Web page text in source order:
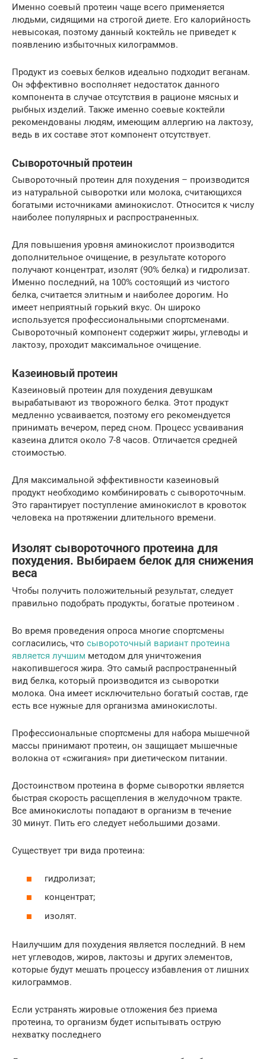
Именно соевый протеин чаще всего применяется
людьми, сидящими на строгой диете. Его калорийность
невысокая, поэтому данный коктейль не приведет к
появлению избыточных килограммов.
Продукт из соевых белков идеально подходит веганам.
Он эффективно восполняет недостаток данного
компонента в случае отсутствия в рационе мясных и
рыбных изделий. Также именно соевые коктейли
рекомендованы людям, имеющим аллергию на лактозу,
ведь в их составе этот компонент отсутствует.
Сывороточный протеин
Сывороточный протеин для похудения – производится
из натуральной сыворотки или молока, считающихся
богатыми источниками аминокислот. Относится к числу
наиболее популярных и распространенных.
Для повышения уровня аминокислот производится
дополнительное очищение, в результате которого
получают концентрат, изолят (90% белка) и гидролизат.
Именно последний, на 100% состоящий из чистого
белка, считается элитным и наиболее дорогим. Но
имеет неприятный горький вкус. Он широко
используется профессиональными спортсменами.
Сывороточный компонент содержит жиры, углеводы и
лактозу, проходит максимальное очищение.
Казеиновый протеин
Казеиновый протеин для похудения девушкам
вырабатывают из творожного белка. Этот продукт
медленно усваивается, поэтому его рекомендуется
принимать вечером, перед сном. Процесс усваивания
казеина длится около 7-8 часов. Отличается средней
стоимостью.
Для максимальной эффективности казеиновый
продукт необходимо комбинировать с сывороточным.
Это гарантирует поступление аминокислот в кровоток
человека на протяжении длительного времени.
Изолят сывороточного протеина для
похудения. Выбираем белок для снижения
веса
Чтобы получить положительный результат, следует
правильно подобрать продукты, богатые протеином .
Во время проведения опроса многие спортсмены
согласились, что сывороточный вариант протеина
является лучшим методом для уничтожения
накопившегося жира. Это самый распространенный
вид белка, который производится из сыворотки
молока. Она имеет исключительно богатый состав, где
есть все нужные для организма аминокислоты.
Профессиональные спортсмены для набора мышечной
массы принимают протеин, он защищает мышечные
волокна от «сжигания» при диетическом питании.
Достоинством протеина в форме сыворотки является
быстрая скорость расщепления в желудочном тракте.
Все аминокислоты попадают в организм в течение
30 минут. Пить его следует небольшими дозами.
Существует три вида протеина:
гидролизат;
концентрат;
изолят.
Наилучшим для похудения является последний. В нем
нет углеводов, жиров, лактозы и других элементов,
которые будут мешать процессу избавления от лишних
килограммов.
Если устранять жировые отложения без приема
протеина, то организм будет испытывать острую
нехватку последнего